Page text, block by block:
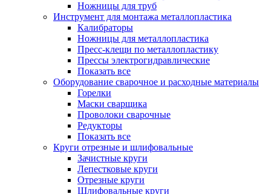
Ножницы для труб
Инструмент для монтажа металлопластика
Калибраторы
Ножницы для металлопластика
Пресс-клещи по металлопластику
Прессы электрогидравлические
Показать все
Оборудование сварочное и расходные материалы
Горелки
Маски сварщика
Проволоки сварочные
Редукторы
Показать все
Круги отрезные и шлифовальные
Зачистные круги
Лепестковые круги
Отрезные круги
Шлифовальные круги